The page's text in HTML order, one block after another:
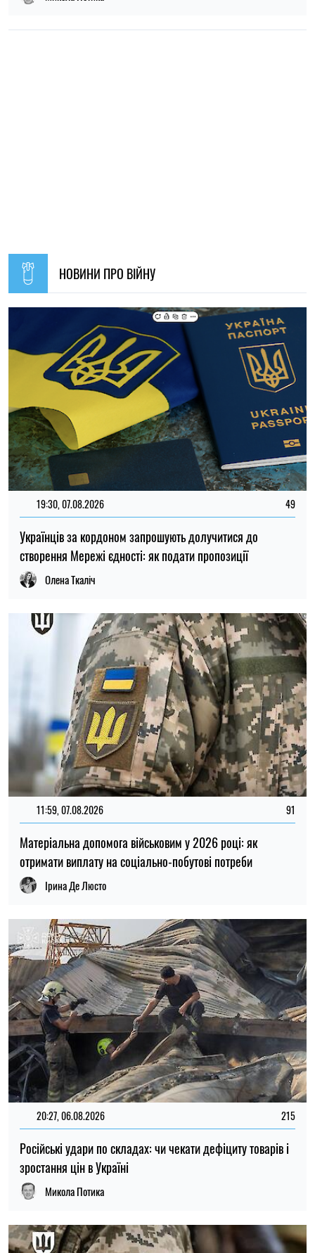
14:59, 05.08.2026 5447
В Україні готують пенсійну реформу: що зміниться у
виплатах, накопиченнях та спеціальних пенсіях
Ірина Де Люсто
12:37, 31.07.2026 4441
Федоров розповів про конфлікт навколо реформ армії,
ставлення до протестів та майбутнє війни — інтерв’ю NYT
Ірина Де Люсто
ТОП
19:30, 27.07.2026 3830
Чоловіків після 60 років можуть взяти до ЗСУ: хто може
потрапити до війська
Микола Потика